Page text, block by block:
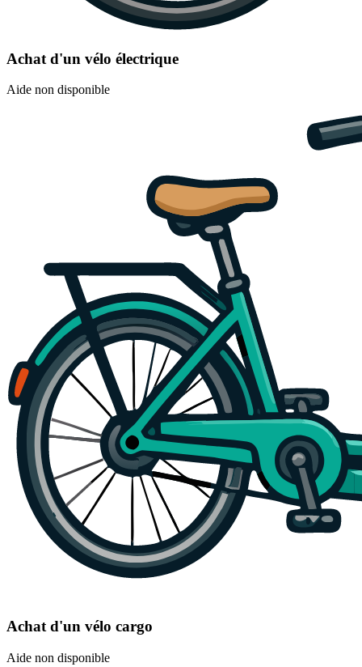
Achat d'un vélo électrique
Aide non disponible
Achat d'un vélo cargo
Aide non disponible